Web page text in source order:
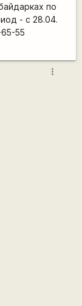
по
- с 28.04.
55
more_vert